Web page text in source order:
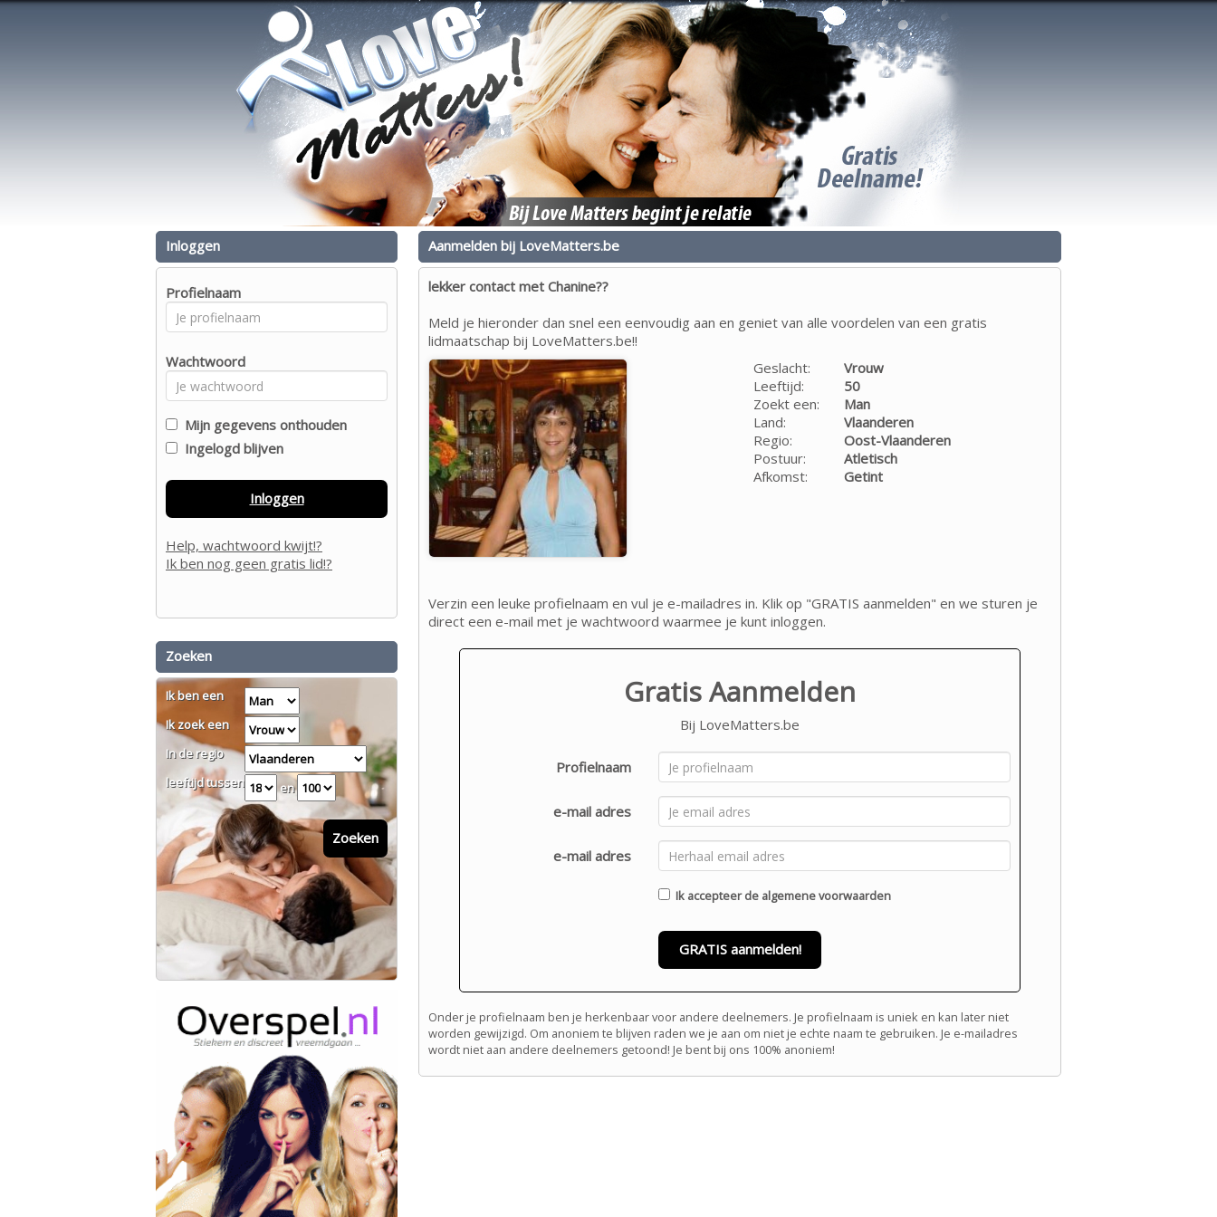
Aanmelden bij LoveMatters.be
lekker contact met Chanine??
Meld je hieronder dan snel een eenvoudig aan en geniet van alle voordelen van een gratis
lidmaatschap bij LoveMatters.be!!
Geslacht:
Vrouw
Leeftijd:
50
Zoekt een:
Man
Land:
Vlaanderen
Regio:
Oost-Vlaanderen
Postuur:
Atletisch
Afkomst:
Getint
Verzin een leuke profielnaam en vul je e-mailadres in. Klik op "GRATIS aanmelden" en we sturen je
direct een e-mail met je wachtwoord waarmee je kunt inloggen.
Gratis Aanmelden
Bij LoveMatters.be
Profielnaam
e-mail adres
e-mail adres
Ik accepteer de algemene voorwaarden
GRATIS aanmelden!
Onder je profielnaam ben je herkenbaar voor andere deelnemers. Je profielnaam is uniek en kan later niet
worden gewijzigd. Om anoniem te blijven raden we je aan om niet je echte naam te gebruiken. Je e-mailadres
wordt niet aan andere deelnemers getoond! Je bent bij ons 100% anoniem!
Inloggen
Profielnaam
Wachtwoord
Mijn gegevens onthouden
Ingelogd blijven
Inloggen
Help, wachtwoord kwijt!?
Ik ben nog geen gratis lid!?
Zoeken
Ik ben een
Ik zoek een
In de regio
leeftijd tussen
en
Zoeken